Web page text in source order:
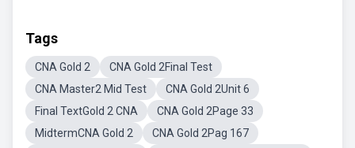
Tags
CNA Gold 2
CNA Gold 2Final Test
CNA Master2 Mid Test
CNA Gold 2Unit 6
Final TextGold 2 CNA
CNA Gold 2Page 33
MidtermCNA Gold 2
CNA Gold 2Pag 167